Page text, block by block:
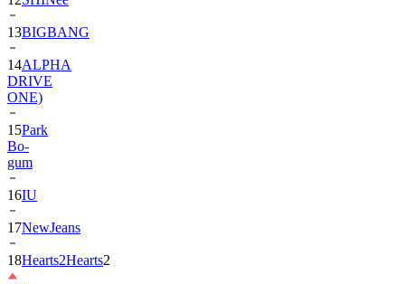
13BIGBANG
14ALPHA
DRIVE
ONE)
15Park
Bo-
gum
16IU
17NewJeans
18Hearts2Hearts2